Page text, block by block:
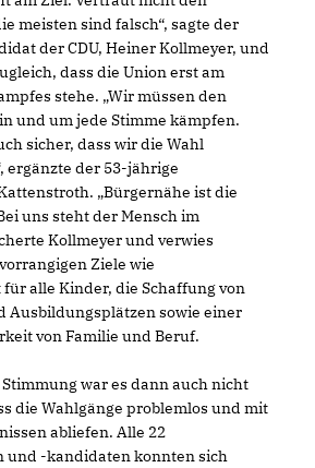
meisten sind falsch“, sagte der
der CDU, Heiner Kollmeyer, und
dass die Union erst am
stehe. „Wir müssen den
und um jede Stimme kämpfen.
sicher, dass wir die Wahl
ergänzte der 53-jährige
„Bürgernähe ist die
uns steht der Mensch im
Kollmeyer und verwies
Ziele wie
alle Kinder, die Schaffung von
Ausbildungsplätzen sowie einer
von Familie und Beruf.
war es dann auch nicht
die Wahlgänge problemlos und mit
abliefen. Alle 22
und -kandidaten konnten sich